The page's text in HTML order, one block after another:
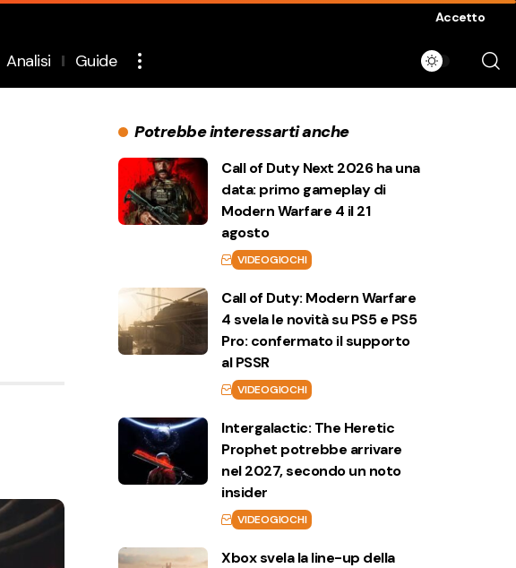
Accetto
Analisi Guide
Potrebbe interessarti anche
Call of Duty Next 2026 ha una
data: primo gameplay di
Modern Warfare 4 il 21
agosto
VIDEOGIOCHI
Call of Duty: Modern Warfare
4 svela le novità su PS5 e PS5
Pro: confermato il supporto
al PSSR
VIDEOGIOCHI
Intergalactic: The Heretic
Prophet potrebbe arrivare
nel 2027, secondo un noto
insider
VIDEOGIOCHI
Xbox svela la line-up della